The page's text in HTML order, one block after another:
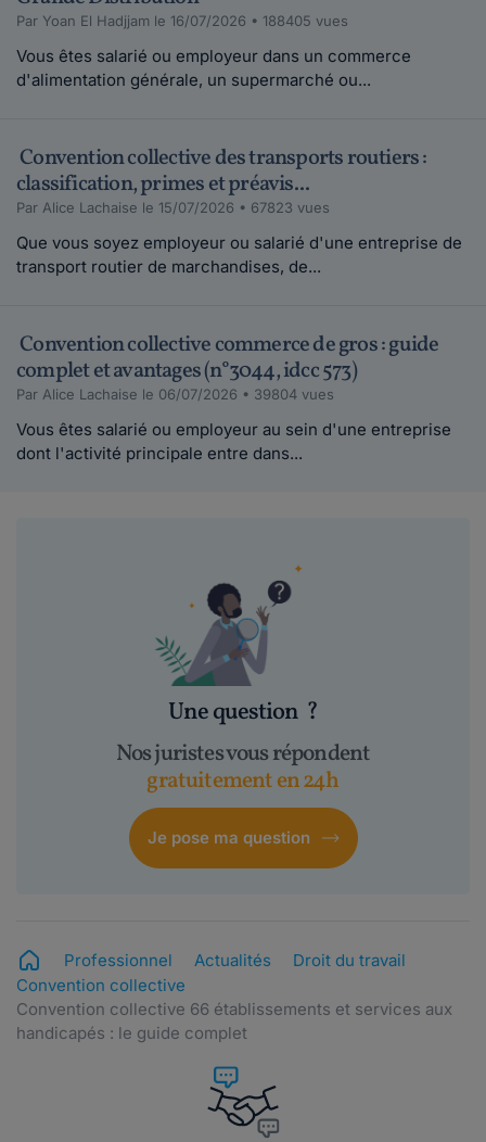
Par Yoan El Hadjjam le 16/07/2026 • 188405 vues
Vous êtes salarié ou employeur dans un commerce
d'alimentation générale, un supermarché ou...
Convention collective des transports routiers :
classification, primes et préavis...
Par Alice Lachaise le 15/07/2026 • 67823 vues
Que vous soyez employeur ou salarié d'une entreprise de
transport routier de marchandises, de...
Convention collective commerce de gros : guide
complet et avantages (n°3044, idcc 573)
Par Alice Lachaise le 06/07/2026 • 39804 vues
Vous êtes salarié ou employeur au sein d'une entreprise
dont l'activité principale entre dans...
Une question ?
Nos juristes vous répondent
gratuitement en 24h
Je pose ma question
Professionnel Actualités
Droit du travail
Convention collective
Convention collective 66 établissements et services aux
handicapés : le guide complet